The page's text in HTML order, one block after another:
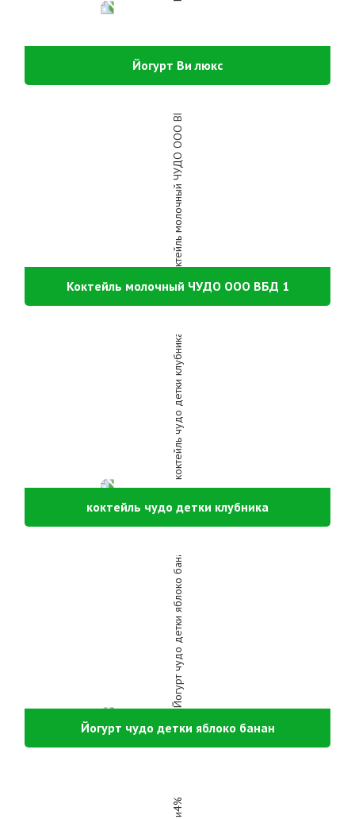
Йогурт Ви люкс
Коктейль молочный ЧУДО ООО ВБД 1
коктейль чудо детки клубника
Йогурт чудо детки яблоко банан